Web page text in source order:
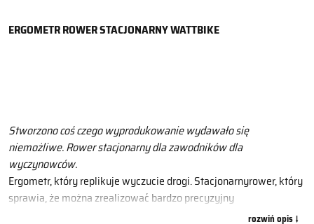
ERGOMETR ROWER STACJONARNY WATTBIKE
Stworzono coś czego wyprodukowanie wydawało się
niemożliwe. Rower stacjonarny dla zawodników dla
wyczynowców.
Ergometr, który replikuje wyczucie drogi. Stacjonarnyrower, który
sprawia, że można zrealizować bardzo precyzyjny
zaawansowany trening w sprzyjających warunkach, dzięki czemu